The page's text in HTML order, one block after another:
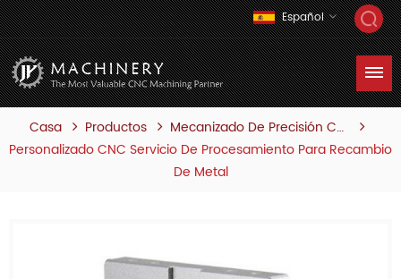
Español
Casa Productos
Mecanizado De Precisión Cnc
Personalizado CNC Servicio De Procesamiento Para Recambio
De Metal